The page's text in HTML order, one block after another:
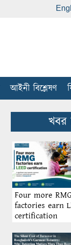
আইনী বিশ্লেষণ
খবর
Four more
factories earn
certification